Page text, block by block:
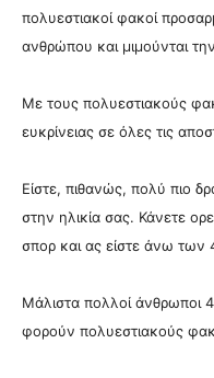
πολυεστιακοί φακοί
ανθρώπου και μιμούνται
Με τους πολυεστιακούς
ευκρίνειας σε όλες τις
Είστε, πιθανώς, πολύ πιο
στην ηλικία σας. Κάνετε
σπορ και ας είστε άνω των
Μάλιστα πολλοί άνθρωποι
φορούν πολυεστιακούς